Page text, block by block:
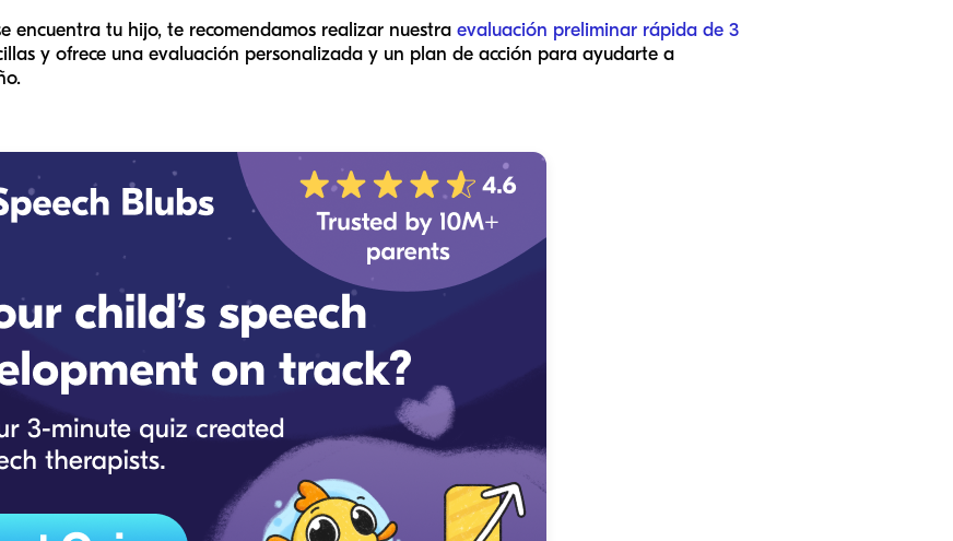
encuentra tu hijo, te recomendamos realizar nuestra evaluación preliminar rápida de 3
y ofrece una evaluación personalizada y un plan de acción para ayudarte a